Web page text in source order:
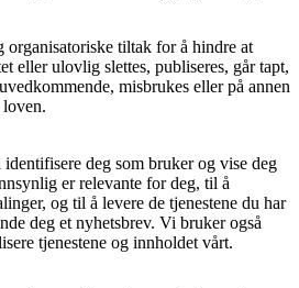
organisatoriske tiltak for å hindre at
eller ulovlig slettes, publiseres, går tapt,
misbrukes eller på annen
loven.
deg som bruker og vise deg
er relevante for deg, til å
og til å levere de tjenestene du har
deg et nyhetsbrev. Vi bruker også
tjenestene og innholdet vårt.